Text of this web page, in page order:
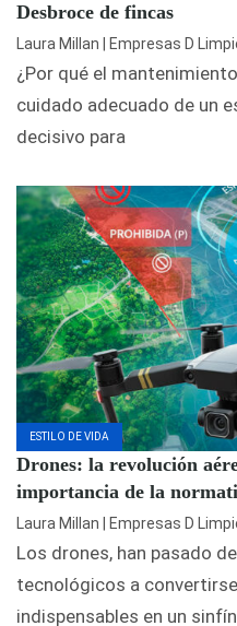
Desbroce de fincas
Laura Millan | Empresas D
¿Por qué el
cuidado adecuado de un
decisivo para
ESTILO DE VIDA
Drones: la revolución
importancia de la
Laura Millan | Empresas D
Los drones, han pasado
tecnológicos a
indispensables en un